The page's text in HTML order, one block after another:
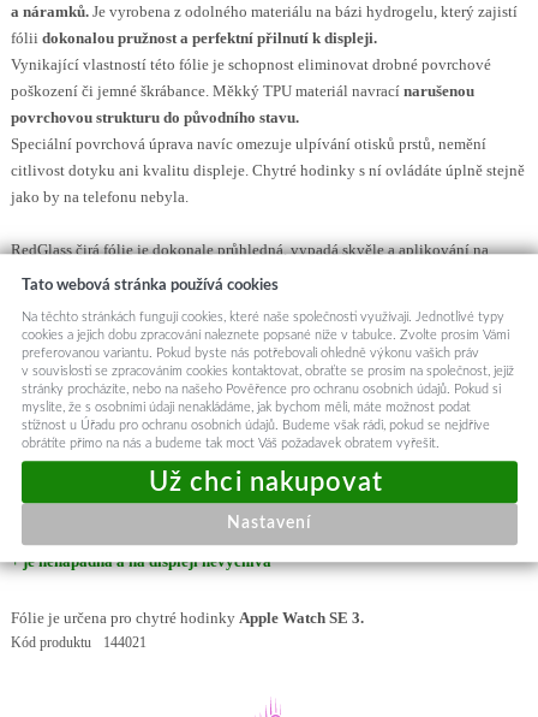
a náramků.Je vyrobena z odolného materiálu na bázi hydrogelu, který zajistí
fólii dokonalou pružnost a perfektní přilnutí k displeji.
Vynikající vlastností této fólie je schopnost eliminovat drobné povrchové
poškození či jemné škrábance. Měkký TPU materiál navrací narušenou
povrchovou strukturu do původního stavu.
Speciální povrchová úprava navíc omezuje ulpívání otisků prstů, nemění
citlivost dotyku ani kvalitu displeje. Chytré hodinky s ní ovládáte úplně stejně
jako by na telefonu nebyla.
RedGlass čirá fólie je dokonale průhledná, vypadá skvěle a aplikování na
hodinky je opravdu snadné.
Výhody:
+ praktické balení fólií po 6ti kusech
+ vhodná i pro zaoblené displeje
+ skvělá odezva dotyku na displeji
+ tyto fólie téměř nelze poškrábat, díky měkkému povrchu
+ schopnost vracet narušenou strukturu do původního stavu
+ perfektně pružná a ohebná
+ snadná aplikace bez vzniku vzduchových bublinek
+ je nenápadná a na displeji nevyčnívá
Fólie je určena pro chytré hodinkyApple Watch SE 3.
Kód produktu 144021
Tato webová stránka používá cookies
Na těchto stránkách fungují cookies, které naše společnosti využívají. Jednotlivé typy
cookies a jejich dobu zpracování naleznete popsané níže v tabulce. Zvolte prosím Vámi
preferovanou variantu. Pokud byste nás potřebovali ohledně výkonu vašich práv
v souvislosti se zpracováním cookies kontaktovat, obraťte se prosím na společnost, jejíž
stránky procházíte, nebo na našeho Pověřence pro ochranu osobních údajů. Pokud si
myslíte, že s osobními údaji nenakládáme, jak bychom měli, máte možnost podat
stížnost u Úřadu pro ochranu osobních údajů. Budeme však rádi, pokud se nejdříve
obrátíte přímo na nás a budeme tak moct Váš požadavek obratem vyřešit.
Nastavení